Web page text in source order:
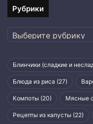
Рубрики
Рубрики
Блинчики (сладкие и
Блюда из риса (27)
Компоты (20) Мясные
Рецепты из капусты (22)